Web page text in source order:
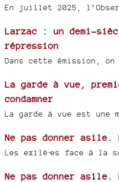
En juillet 2025,
Larzac : un demi-
répression
Dans cette émission,
La garde à vue,
condamner
La garde à vue est une
Ne pas donner asile.
Les exilé⋅es face à la
Ne pas donner asile.